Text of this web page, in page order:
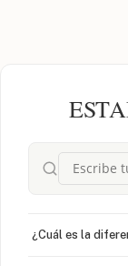
¿Cuál es la